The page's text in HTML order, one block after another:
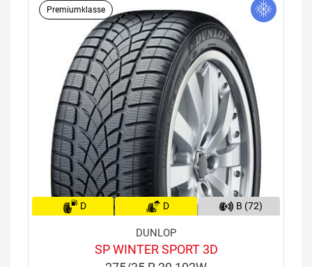
Premiumklasse
D D B (72)
DUNLOP
SP WINTER SPORT 3D